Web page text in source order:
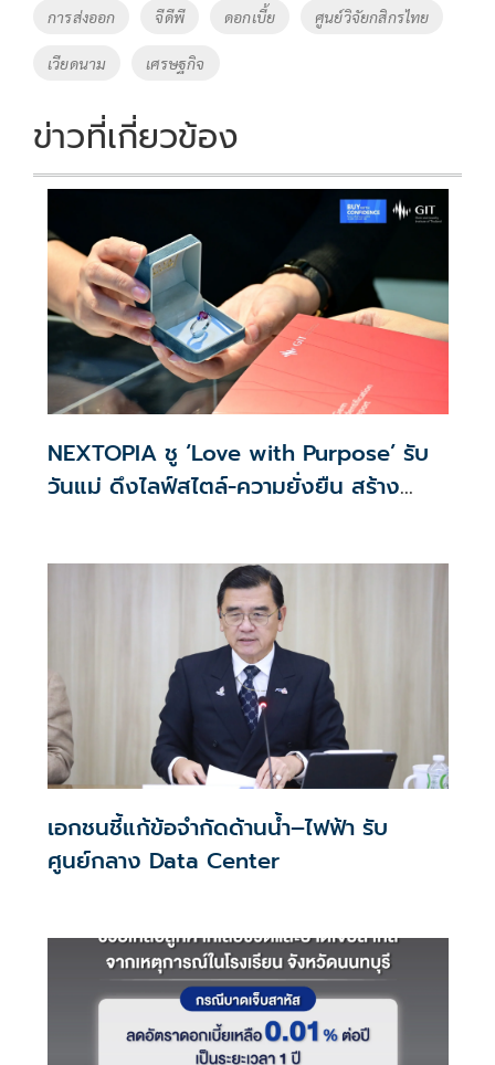
k k
การส่งออก จีดีพี ดอกเบี้ย ศูนย์วิจัยกสิกรไทย
เวียดนาม เศรษฐกิจ
ข่าวที่เกี่ยวข้อง
NEXTOPIA ชู ‘Love with Purpose’ รับ
วันแม่ ดึงไลฟ์สไตล์-ความยั่งยืน สร้าง
เอกชนชี้แก้ข้อจำกัดด้านน้ำ–ไฟฟ้า รับ
ศูนย์กลาง Data Center